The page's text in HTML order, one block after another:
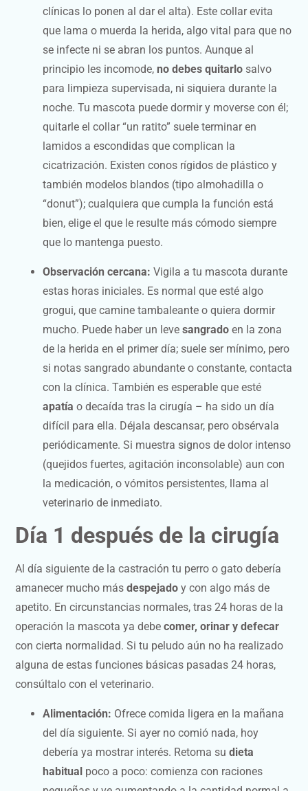
clínicas lo ponen al dar el alta). Este collar evita
que lama o muerda la herida, algo vital para que no
se infecte ni se abran los puntos. Aunque al
principio les incomode,no debes quitarlo salvo
para limpieza supervisada, ni siquiera durante la
noche. Tu mascota puede dormir y moverse con él;
quitarle el collar “un ratito” suele terminar en
lamidos a escondidas que complican la
cicatrización. Existen conos rígidos de plástico y
también modelos blandos (tipo almohadilla o
“donut”); cualquiera que cumpla la función está
bien, elige el que le resulte más cómodo siempre
que lo mantenga puesto.
Observación cercana: Vigila a tu mascota durante
estas horas iniciales. Es normal que esté algo
grogui, que camine tambaleante o quiera dormir
mucho. Puede haber un levesangrado en la zona
de la herida en el primer día; suele ser mínimo, pero
si notas sangrado abundante o constante, contacta
con la clínica. También es esperable que esté
apatía o decaída tras la cirugía – ha sido un día
difícil para ella. Déjala descansar, pero obsérvala
periódicamente. Si muestra signos de dolor intenso
(quejidos fuertes, agitación inconsolable) aun con
la medicación, o vómitos persistentes, llama al
veterinario de inmediato.
Día 1 después de la cirugía
Al día siguiente de la castración tu perro o gato debería
amanecer mucho másdespejado y con algo más de
apetito. En circunstancias normales, tras 24 horas de la
operación la mascota ya debecomer, orinar y defecar
con cierta normalidad. Si tu peludo aún no ha realizado
alguna de estas funciones básicas pasadas 24 horas,
consúltalo con el veterinario.
Alimentación: Ofrece comida ligera en la mañana
del día siguiente. Si ayer no comió nada, hoy
debería ya mostrar interés. Retoma sudieta
habitual poco a poco: comienza con raciones